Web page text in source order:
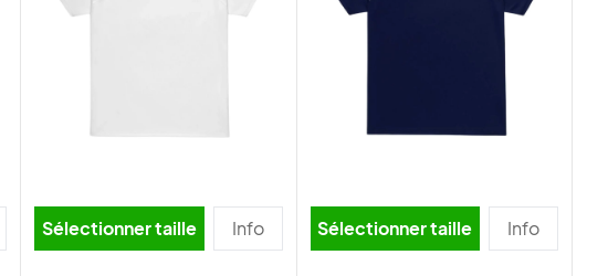
Sélectionner taille Info Sélectionner taille Info